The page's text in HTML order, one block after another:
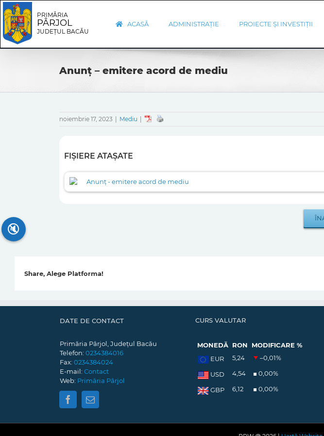
Skip
to
content
Skip
Navigation
PRIMĂRIA
PÂRJOL
JUDEȚUL BACĂU
ACASĂ ADMINISTRAȚIE PROIECTE ȘI INVESTIȚII
Anunț – emitere acord de mediu
noiembrie 17, 2023 Mediu
FIȘIERE ATAȘATE
Anunț - emitere acord de mediu
Share, Alege Platforma!
DATE DE CONTACT
Primăria Pârjol, Județul Bacău
Telefon: 0234384016
Fax: 0234384024
E-mail: Contact
Web: Primăria Pârjol
CURS VALUTAR
MONEDĂ RON
MODIFICARE %
EUR
5,24 –0,01%
USD 4,54 0,00%
GBP 6,12 0,00%
🔇